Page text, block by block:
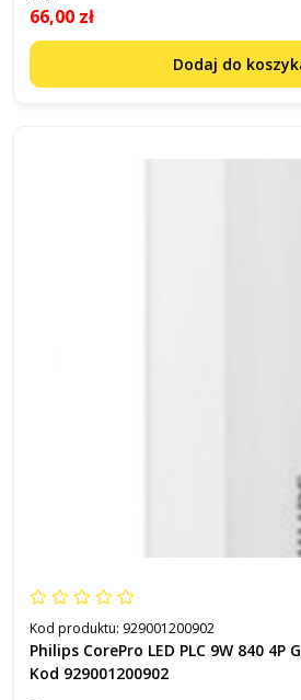
66,00 zł
Dodaj do
Kod produktu: 929001200902
Philips CorePro LED PLC 9W 840 4P
Kod 929001200902